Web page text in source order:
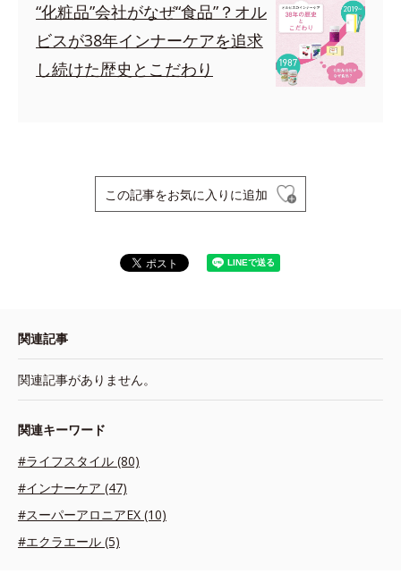
“化粧品”会社がなぜ“食品”？オル
ビスが38年インナーケアを追求
し続けた歴史とこだわり
この記事をお気に入りに追加
関連記事
関連記事がありません。
関連キーワード
#ライフスタイル (80)
#インナーケア (47)
#スーパーアロニアEX (10)
#エクラエール (5)